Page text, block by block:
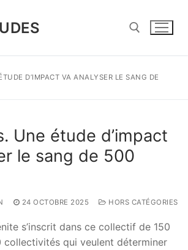
Rechercher :
D’IMPACT VA ANALYSER LE SANG DE
Une étude d’impact
le sang de 500
24 OCTOBRE 2025 HORS CATÉGORIES
s’inscrit dans ce collectif de 150
collectivités qui veulent déterminer